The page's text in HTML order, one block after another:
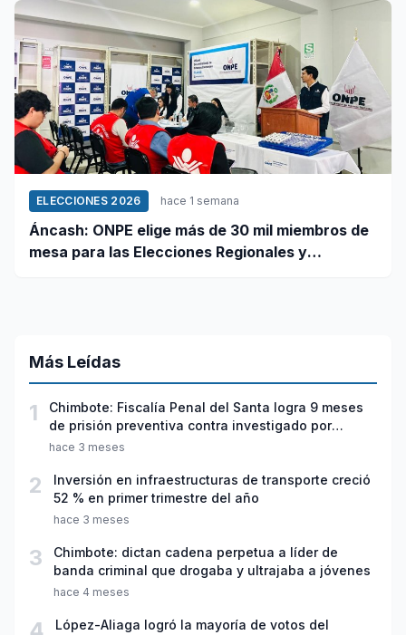
ELECCIONES 2026 hace 1 semana
Áncash: ONPE elige más de 30 mil miembros de
mesa para las Elecciones Regionales y
Más Leídas
1
Chimbote: Fiscalía Penal del Santa logra 9 meses
de prisión preventiva contra investigado por
violación sexual y tentativa de feminicidio
hace 3 meses
2
Inversión en infraestructuras de transporte creció
52 % en primer trimestre del año
hace 3 meses
3
Chimbote: dictan cadena perpetua a líder de
banda criminal que drogaba y ultrajaba a jóvenes
hace 4 meses
4
López-Aliaga logró la mayoría de votos del